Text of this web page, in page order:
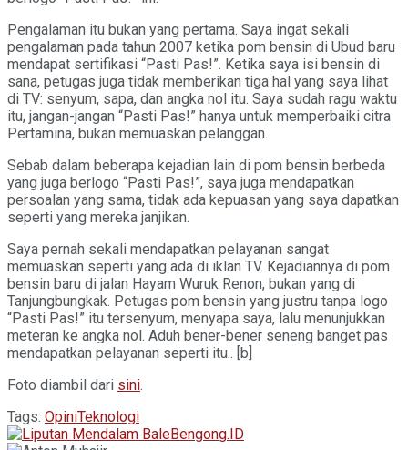
Pengalaman itu bukan yang pertama. Saya ingat sekali
pengalaman pada tahun 2007 ketika pom bensin di Ubud baru
mendapat sertifikasi “Pasti Pas!”. Ketika saya isi bensin di
sana, petugas juga tidak memberikan tiga hal yang saya lihat
di TV: senyum, sapa, dan angka nol itu. Saya sudah ragu waktu
itu, jangan-jangan “Pasti Pas!” hanya untuk memperbaiki citra
Pertamina, bukan memuaskan pelanggan.
Sebab dalam beberapa kejadian lain di pom bensin berbeda
yang juga berlogo “Pasti Pas!”, saya juga mendapatkan
persoalan yang sama, tidak ada kepuasan yang saya dapatkan
seperti yang mereka janjikan.
Saya pernah sekali mendapatkan pelayanan sangat
memuaskan seperti yang ada di iklan TV. Kejadiannya di pom
bensin baru di jalan Hayam Wuruk Renon, bukan yang di
Tanjungbungkak. Petugas pom bensin yang justru tanpa logo
“Pasti Pas!” itu tersenyum, menyapa saya, lalu menunjukkan
meteran ke angka nol. Aduh bener-bener seneng banget pas
mendapatkan pelayanan seperti itu.. [b]
Foto diambil dari sini.
Tags: OpiniTeknologi